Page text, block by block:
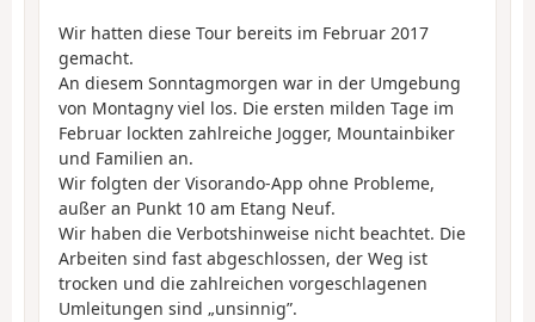
Wir hatten diese Tour bereits im Februar 2017
gemacht.
An diesem Sonntagmorgen war in der Umgebung
von Montagny viel los. Die ersten milden Tage im
Februar lockten zahlreiche Jogger, Mountainbiker
und Familien an.
Wir folgten der Visorando-App ohne Probleme,
außer an Punkt 10 am Etang Neuf.
Wir haben die Verbotshinweise nicht beachtet. Die
Arbeiten sind fast abgeschlossen, der Weg ist
trocken und die zahlreichen vorgeschlagenen
Umleitungen sind „unsinnig”.